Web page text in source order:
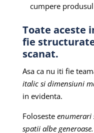
cumpere produsul
Toate aceste
fie
scanat.
Asa ca nu iti fie
italic si dimensiuni
in evidenta.
Folosesteenumerari
spatii albe generoase.